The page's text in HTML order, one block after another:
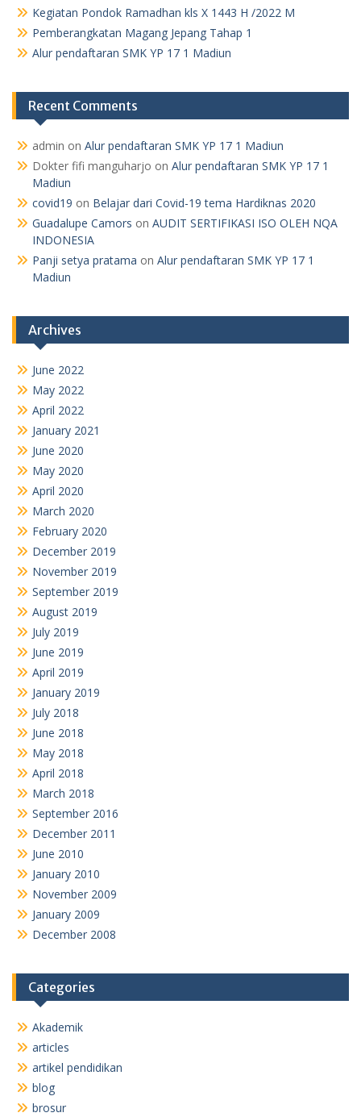
Kegiatan Pondok Ramadhan kls X 1443 H /2022 M
Pemberangkatan Magang Jepang Tahap 1
Alur pendaftaran SMK YP 17 1 Madiun
Recent Comments
admin on Alur pendaftaran SMK YP 17 1 Madiun
Dokter fifi manguharjo on Alur pendaftaran SMK YP 17 1
Madiun
covid19 on Belajar dari Covid-19 tema Hardiknas 2020
Guadalupe Camors on AUDIT SERTIFIKASI ISO OLEH NQA
INDONESIA
Panji setya pratama on Alur pendaftaran SMK YP 17 1
Madiun
Archives
June 2022
May 2022
April 2022
January 2021
June 2020
May 2020
April 2020
March 2020
February 2020
December 2019
November 2019
September 2019
August 2019
July 2019
June 2019
April 2019
January 2019
July 2018
June 2018
May 2018
April 2018
March 2018
September 2016
December 2011
June 2010
January 2010
November 2009
January 2009
December 2008
Categories
Akademik
articles
artikel pendidikan
blog
brosur